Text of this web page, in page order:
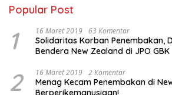
Popular Post
1 16 Maret 2019 63 Komentar
Solidaritas Korban Penembakan,
Bendera New Zealand di JPO GBK
2 16 Maret 2019 2 Komentar
Menag Kecam Penembakan di
Berperikemanusiaan!